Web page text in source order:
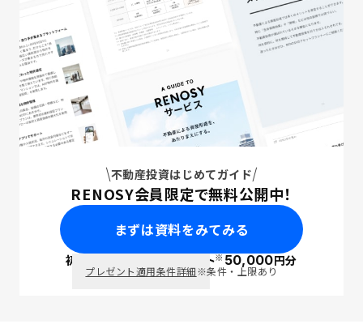
不動産投資はじめてガイド
RENOSY会員限定で無料公開中！
まずは資料をみてみる
初回面談で ポイント※50,000円分
プレゼント適用条件詳細※条件・上限あり